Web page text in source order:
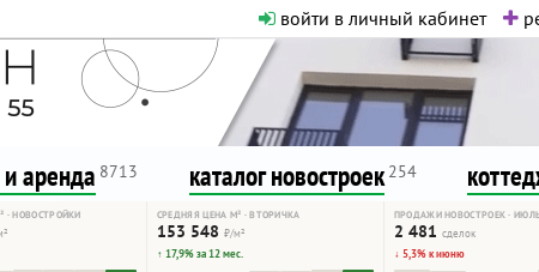
войти в личный кабинет
нормальная. Никакого шок-
ресурсу, как он помогает вам.
аренда 8713 каталог новостроек 254
· НОВОСТРОЙКИ СРЕДНЯЯ ЦЕНА М² · ВТОРИЧКА
153 548 ₽/м²
↑ 17,9% за 12 мес.
ПРОДАЖИ НОВОСТРОЕК ·
2 481 сделок
↓ 5,3% к июню